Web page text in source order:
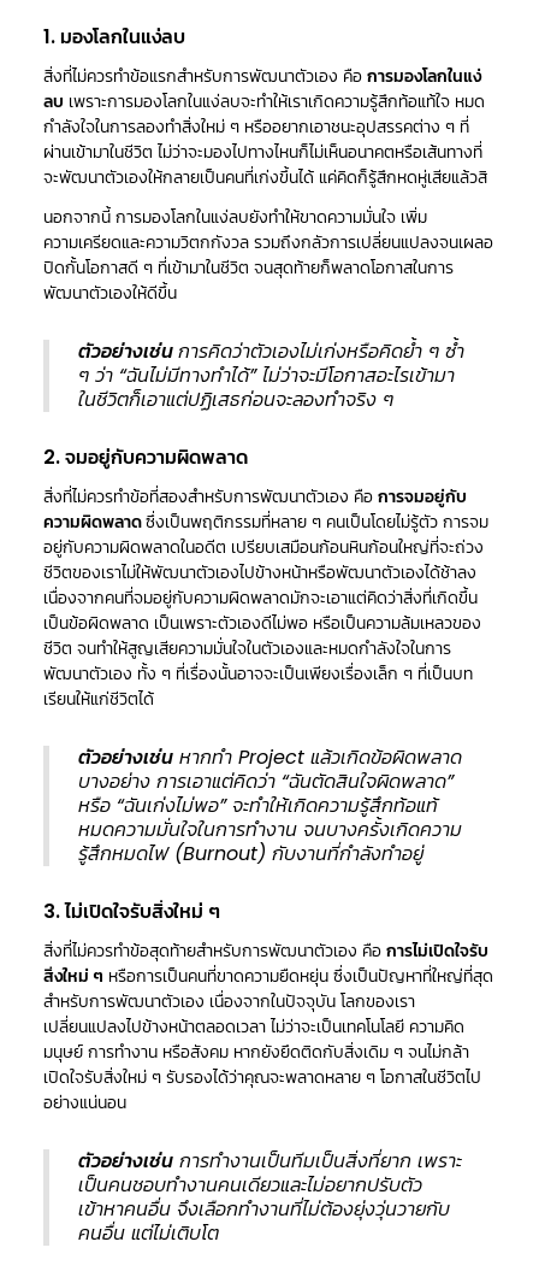
1. มองโลกในแง่ลบ
สิ่งที่ไม่ควรทำข้อแรกสำหรับการพัฒนาตัวเอง คือ การมองโลกในแง่
ลบ เพราะการมองโลกในแง่ลบจะทำให้เราเกิดความรู้สึกท้อแท้ใจ หมด
กำลังใจในการลองทำสิ่งใหม่ ๆ หรืออยากเอาชนะอุปสรรคต่าง ๆ ที่
ผ่านเข้ามาในชีวิต ไม่ว่าจะมองไปทางไหนก็ไม่เห็นอนาคตหรือเส้นทางที่
จะพัฒนาตัวเองให้กลายเป็นคนที่เก่งขึ้นได้ แค่คิดก็รู้สึกหดหู่เสียแล้วสิ
นอกจากนี้ การมองโลกในแง่ลบยังทำให้ขาดความมั่นใจ เพิ่ม
ความเครียดและความวิตกกังวล รวมถึงกลัวการเปลี่ยนแปลงจนเผลอ
ปิดกั้นโอกาสดี ๆ ที่เข้ามาในชีวิต จนสุดท้ายก็พลาดโอกาสในการ
พัฒนาตัวเองให้ดีขึ้น
ตัวอย่างเช่นการคิดว่าตัวเองไม่เก่งหรือคิดย้ำ ๆ ซ้ำ
ๆ ว่า “ฉันไม่มีทางทำได้” ไม่ว่าจะมีโอกาสอะไรเข้ามา
ในชีวิตก็เอาแต่ปฏิเสธก่อนจะลองทำจริง ๆ
2. จมอยู่กับความผิดพลาด
สิ่งที่ไม่ควรทำข้อที่สองสำหรับการพัฒนาตัวเอง คือ การจมอยู่กับ
ความผิดพลาดซึ่งเป็นพฤติกรรมที่หลาย ๆ คนเป็นโดยไม่รู้ตัว การจม
อยู่กับความผิดพลาดในอดีต เปรียบเสมือนก้อนหินก้อนใหญ่ที่จะถ่วง
ชีวิตของเราไม่ให้พัฒนาตัวเองไปข้างหน้าหรือพัฒนาตัวเองได้ช้าลง
เนื่องจากคนที่จมอยู่กับความผิดพลาดมักจะเอาแต่คิดว่าสิ่งที่เกิดขึ้น
เป็นข้อผิดพลาด เป็นเพราะตัวเองดีไม่พอ หรือเป็นความล้มเหลวของ
ชีวิต จนทำให้สูญเสียความมั่นใจในตัวเองและหมดกำลังใจในการ
พัฒนาตัวเอง ทั้ง ๆ ที่เรื่องนั้นอาจจะเป็นเพียงเรื่องเล็ก ๆ ที่เป็นบท
เรียนให้แก่ชีวิตได้
ตัวอย่างเช่น หากทำ Project แล้วเกิดข้อผิดพลาด
บางอย่าง การเอาแต่คิดว่า “ฉันตัดสินใจผิดพลาด”
หรือ “ฉันเก่งไม่พอ” จะทำให้เกิดความรู้สึกท้อแท้
หมดความมั่นใจในการทำงาน จนบางครั้งเกิดความ
รู้สึกหมดไฟ (Burnout) กับงานที่กำลังทำอยู่
3. ไม่เปิดใจรับสิ่งใหม่ ๆ
สิ่งที่ไม่ควรทำข้อสุดท้ายสำหรับการพัฒนาตัวเอง คือ การไม่เปิดใจรับ
สิ่งใหม่ ๆ หรือการเป็นคนที่ขาดความยืดหยุ่น ซึ่งเป็นปัญหาที่ใหญ่ที่สุด
สำหรับการพัฒนาตัวเอง เนื่องจากในปัจจุบัน โลกของเรา
เปลี่ยนแปลงไปข้างหน้าตลอดเวลา ไม่ว่าจะเป็นเทคโนโลยี ความคิด
มนุษย์ การทำงาน หรือสังคม หากยังยึดติดกับสิ่งเดิม ๆ จนไม่กล้า
เปิดใจรับสิ่งใหม่ ๆ รับรองได้ว่าคุณจะพลาดหลาย ๆ โอกาสในชีวิตไป
อย่างแน่นอน
ตัวอย่างเช่น การทำงานเป็นทีมเป็นสิ่งที่ยาก เพราะ
เป็นคนชอบทำงานคนเดียวและไม่อยากปรับตัว
เข้าหาคนอื่น จึงเลือกทำงานที่ไม่ต้องยุ่งวุ่นวายกับ
คนอื่น แต่ไม่เติบโต